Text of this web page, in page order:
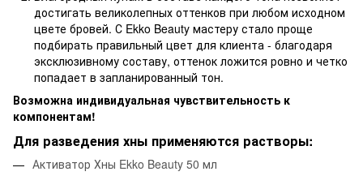
достигать великолепных оттенков при любом исходном
цвете бровей. С Ekko Beauty мастеру стало проще
подбирать правильный цвет для клиента - благодаря
эксклюзивному составу, оттенок ложится ровно и четко
попадает в запланированный тон.
Возможна индивидуальная чувствительность к
компонентам!
Для разведения хны применяются растворы:
Активатор Хны Ekko Beauty 50 мл